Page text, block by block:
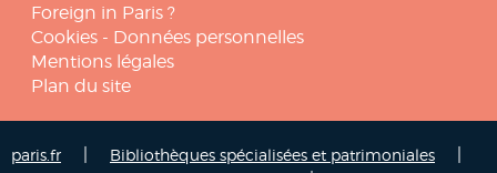
Foreign in Paris ?
Cookies - Données personnelles
Mentions légales
Plan du site
paris.fr Bibliothèques spécialisées et patrimoniales